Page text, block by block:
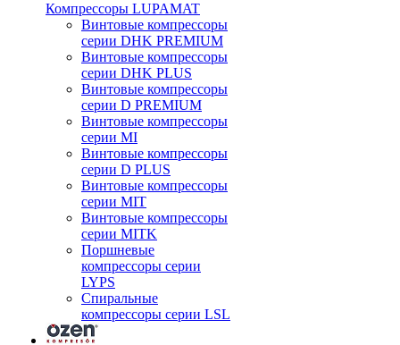
Компрессоры LUPAMAT
Винтовые компрессоры
серии DHK PREMIUM
Винтовые компрессоры
серии DHK PLUS
Винтовые компрессоры
серии D PREMIUM
Винтовые компрессоры
серии MI
Винтовые компрессоры
серии D PLUS
Винтовые компрессоры
серии MIT
Винтовые компрессоры
серии MITK
Поршневые
компрессоры серии
LYPS
Спиральные
компрессоры серии LSL